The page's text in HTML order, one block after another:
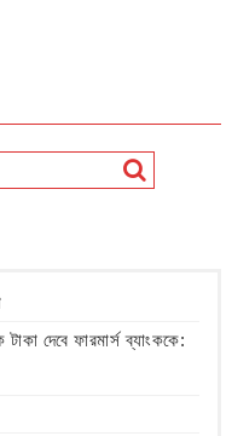
দেবে ফারমার্স ব্যাংককে: